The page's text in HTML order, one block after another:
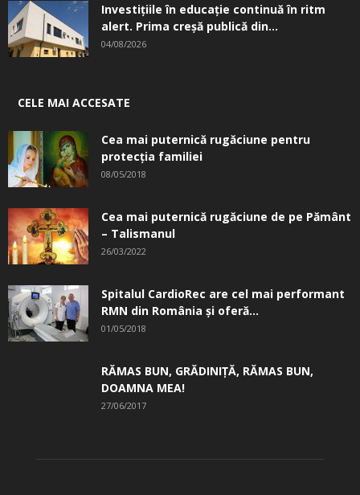
Investițiile în educație continuă în ritm
alert. Prima creşă publică din...
04/08/2026
CELE MAI ACCESATE
Cea mai puternică rugăciune pentru
protecția familiei
08/05/2018
Cea mai puternică rugăciune de pe Pământ
– Talismanul
26/03/2022
Spitalul CardioRec are cel mai performant
RMN din România și oferă...
01/05/2018
RĂMAS BUN, GRĂDINIŢĂ, ­RĂMAS BUN,
DOAMNA MEA!
27/06/2017